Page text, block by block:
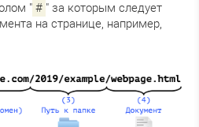
" # " за которым следует
на странице, например,